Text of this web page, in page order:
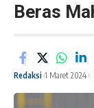
Beras
Redaksi 1 Maret 2024